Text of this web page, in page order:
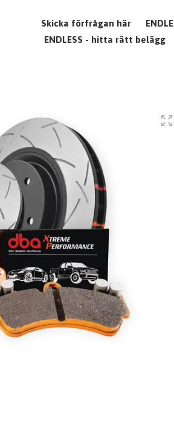
Skicka förfrågan här
ENDLESS - hitta rätt belägg